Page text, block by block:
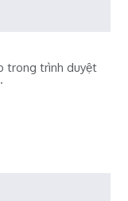
trong trình duyệt